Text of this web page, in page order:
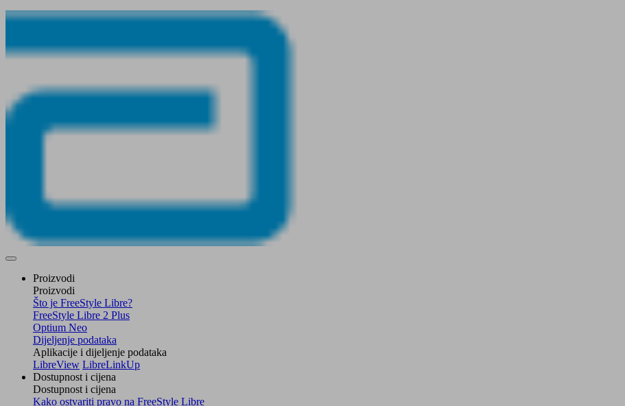
Proizvodi
Proizvodi
Što je FreeStyle Libre?
FreeStyle Libre 2 Plus
Optium Neo
Dijeljenje podataka
Aplikacije i dijeljenje podataka
LibreView LibreLinkUp
Dostupnost i cijena
Dostupnost i cijena
Kako ostvariti pravo na FreeStyle Libre